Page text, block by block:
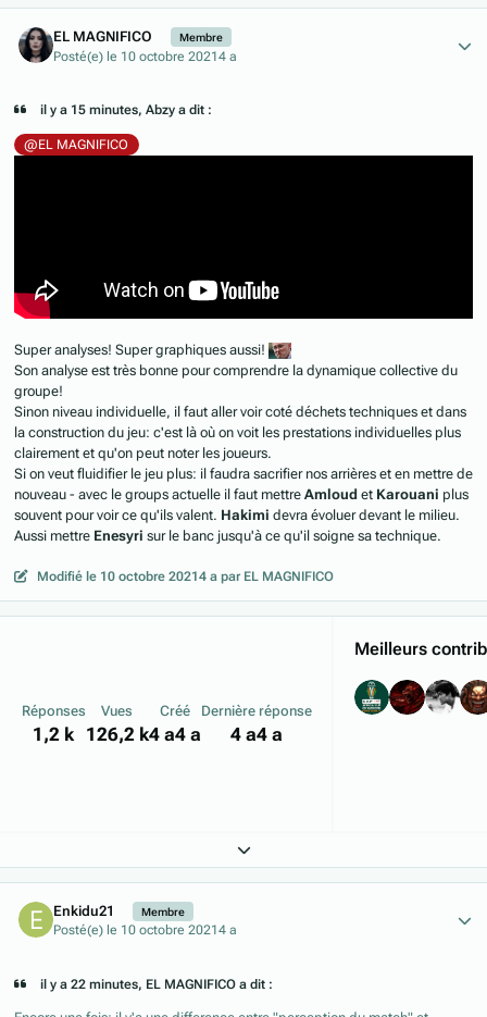
EL MAGNIFICO Membre
Posté(e) le 10 octobre 20214 a
il y a 15 minutes, Abzy a dit :
@EL MAGNIFICO
Super analyses! Super graphiques aussi!
Son analyse est très bonne pour comprendre la dynamique collective du
groupe!
Sinon niveau individuelle, il faut aller voir coté déchets techniques et dans
la construction du jeu: c'est là où on voit les prestations individuelles plus
clairement et qu'on peut noter les joueurs.
Si on veut fluidifier le jeu plus: il faudra sacrifier nos arrières et en mettre de
nouveau - avec le groups actuelle il faut mettre Amloud et Karouani plus
souvent pour voir ce qu'ils valent. Hakimi devra évoluer devant le milieu.
Aussi mettre Enesyri sur le banc jusqu'à ce qu'il soigne sa technique.
Modifiéle 10 octobre 20214 a par EL MAGNIFICO
Réponses
1,2 k
Vues
126,2 k
Créé
4 a4 a
Dernière réponse
4 a4 a
Meilleurs
Expand topic overview
Enkidu21 Membre
Posté(e) le 10 octobre 20214 a
il y a 22 minutes, EL MAGNIFICO a dit :